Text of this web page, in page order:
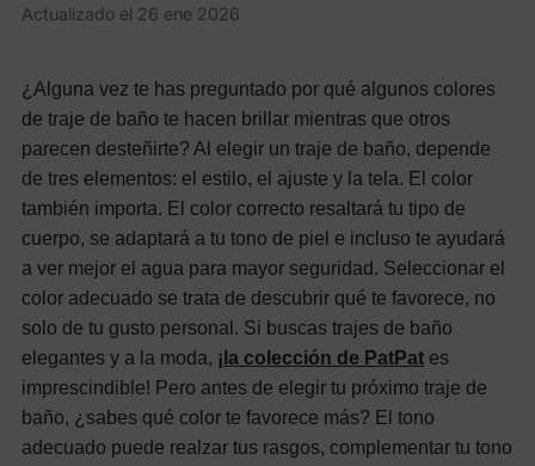
Actualizado el 26 ene 2026
¿Alguna vez te has preguntado por qué algunos colores
de traje de baño te hacen brillar mientras que otros
parecen desteñirte? Al elegir un traje de baño, depende
de tres elementos: el estilo, el ajuste y la tela. El color
también importa. El color correcto resaltará tu tipo de
cuerpo, se adaptará a tu tono de piel e incluso te ayudará
a ver mejor el agua para mayor seguridad. Seleccionar el
color adecuado se trata de descubrir qué te favorece, no
solo de tu gusto personal. Si buscas trajes de baño
elegantes y a la moda, ¡la colección de PatPat es
imprescindible! Pero antes de elegir tu próximo traje de
baño, ¿sabes qué color te favorece más? El tono
adecuado puede realzar tus rasgos, complementar tu tono